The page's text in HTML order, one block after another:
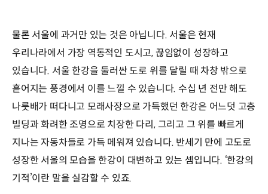
물론 서울에 과거만 있는 것은 아닙니다. 서울은 현재
우리나라에서 가장 역동적인 도시고, 끊임없이 성장하고
있습니다. 서울 한강을 둘러싼 도로 위를 달릴 때 차창 밖으로
흩어지는 풍경에서 이를 느낄 수 있습니다. 수십 년 전만 해도
나룻배가 떠다니고 모래사장으로 가득했던 한강은 어느덧 고층
빌딩과 화려한 조명으로 치장한 다리, 그리고 그 위를 빠르게
지나는 자동차들로 가득 메워져 있습니다. 반세기 만에 고도로
성장한 서울의 모습을 한강이 대변하고 있는 셈입니다. ‘한강의
기적’이란 말을 실감할 수 있죠.